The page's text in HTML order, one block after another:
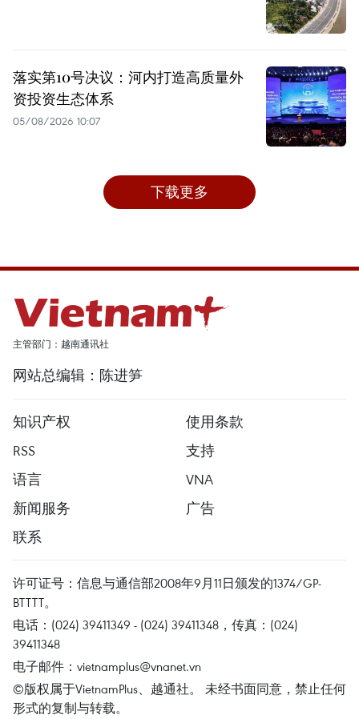
落实第10号决议：河内打造高质量外
资投资生态体系
05/08/2026 10:07
下载更多
主管部门：越南通讯社
网站总编辑：陈进笋
知识产权
使用条款
RSS
支持
语言
VNA
新闻服务
广告
联系
许可证号：信息与通信部2008年9月11日颁发的1374/GP-
BTTTT。
电话：(024) 39411349 - (024) 39411348，传真：(024)
39411348
电子邮件： vietnamplus@vnanet.vn
©版权属于VietnamPlus、越通社。 未经书面同意，禁止任何
形式的复制与转载。